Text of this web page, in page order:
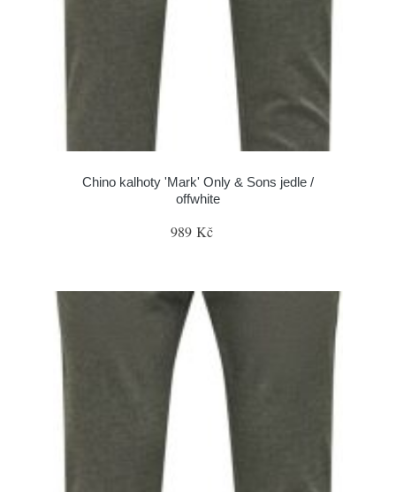
Chino kalhoty 'Mark' Only & Sons jedle /
offwhite
989 Kč